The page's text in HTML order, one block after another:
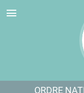
Aller au menu
Aller au contenu
Aller en bas de page
ORDRE
Panneau de gestion